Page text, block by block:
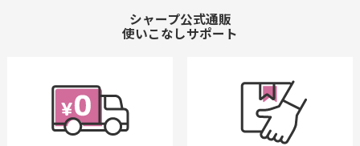
シャープ公式通販
使いこなしサポート